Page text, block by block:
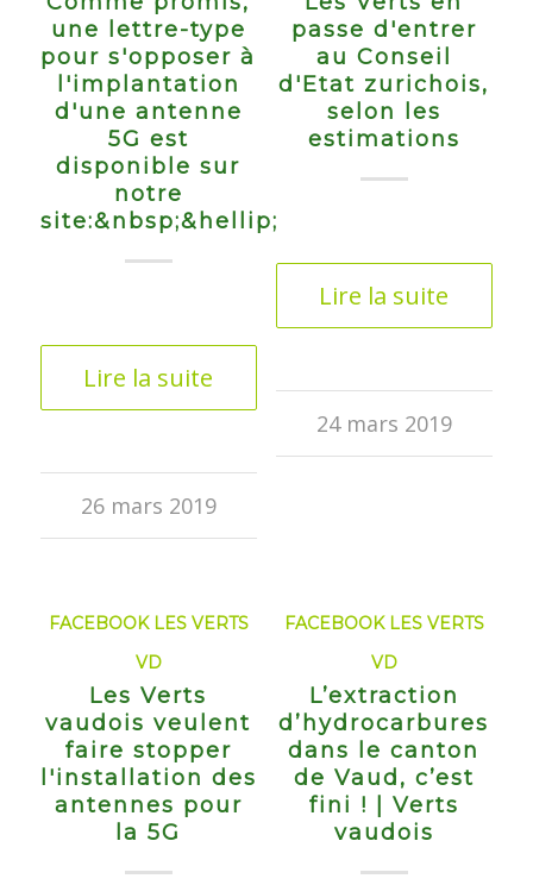
une lettre-type
pour s'opposer à
l'implantation
d'une antenne
5G est
disponible sur
notre
site:&nbsp;&hellip;
Lire la suite
26 mars 2019
passe d'entrer
au Conseil
d'Etat zurichois,
selon les
estimations
Lire la suite
24 mars 2019
FACEBOOK LES VERTS
VD
Les Verts
vaudois veulent
faire stopper
l'installation des
antennes pour
la 5G
FACEBOOK LES VERTS
VD
L’extraction
d’hydrocarbures
dans le canton
de Vaud, c’est
fini ! | Verts
vaudois